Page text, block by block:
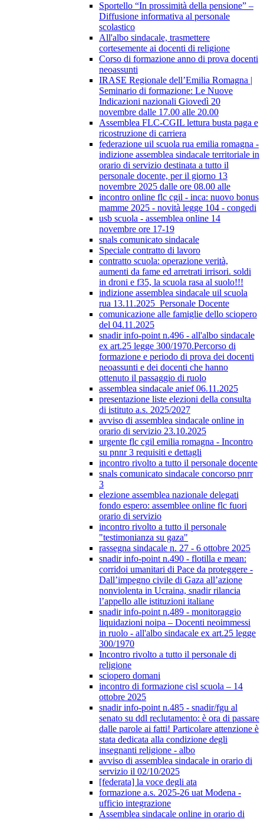
Sportello “In prossimità della pensione” –
Diffusione informativa al personale
scolastico
All'albo sindacale, trasmettere
cortesemente ai docenti di religione
Corso di formazione anno di prova docenti
neoassunti
IRASE Regionale dell’Emilia Romagna |
Seminario di formazione: Le Nuove
Indicazioni nazionali Giovedì 20
novembre dalle 17.00 alle 20.00
Assemblea FLC-CGIL lettura busta paga e
ricostruzione di carriera
federazione uil scuola rua emilia romagna -
indizione assemblea sindacale territoriale in
orario di servizio destinata a tutto il
personale docente, per il giorno 13
novembre 2025 dalle ore 08.00 alle
incontro online flc cgil - inca: nuovo bonus
mamme 2025 - novità legge 104 - congedi
usb scuola - assemblea online 14
novembre ore 17-19
snals comunicato sindacale
Speciale contratto di lavoro
contratto scuola: operazione verità,
aumenti da fame ed arretrati irrisori. soldi
in droni e f35, la scuola rasa al suolo!!!
indizione assemblea sindacale uil scuola
rua 13.11.2025_Personale Docente
comunicazione alle famiglie dello sciopero
del 04.11.2025
snadir info-point n.496 - all'albo sindacale
ex art.25 legge 300/1970.Percorso di
formazione e periodo di prova dei docenti
neoassunti e dei docenti che hanno
ottenuto il passaggio di ruolo
assemblea sindacale anief 06.11.2025
presentazione liste elezioni della consulta
di istituto a.s. 2025/2027
avviso di assemblea sindacale online in
orario di servizio 23.10.2025
urgente flc cgil emilia romagna - Incontro
su pnnr 3 requisiti e dettagli
incontro rivolto a tutto il personale docente
snals comunicato sindacale concorso pnrr
3
elezione assemblea nazionale delegati
fondo espero: assemblee online flc fuori
orario di servizio
incontro rivolto a tutto il personale
"testimonianza su gaza"
rassegna sindacale n. 27 - 6 ottobre 2025
snadir info-point n.490 - flotilla e mean:
corridoi umanitari di Pace da proteggere -
Dall’impegno civile di Gaza all’azione
nonviolenta in Ucraina, snadir rilancia
l’appello alle istituzioni italiane
snadir info-point n.489 - monitoraggio
liquidazioni noipa – Docenti neoimmessi
in ruolo - all'albo sindacale ex art.25 legge
300/1970
Incontro rivolto a tutto il personale di
religione
sciopero domani
incontro di formazione cisl scuola – 14
ottobre 2025
snadir info-point n.485 - snadir/fgu al
senato su ddl reclutamento: è ora di passare
dalle parole ai fatti! Particolare attenzione è
stata dedicata alla condizione degli
insegnanti religione - albo
avviso di assemblea sindacale in orario di
servizio il 02/10/2025
[federata] la voce degli ata
formazione a.s. 2025-26 uat Modena -
ufficio integrazione
Assemblea sindacale online in orario di